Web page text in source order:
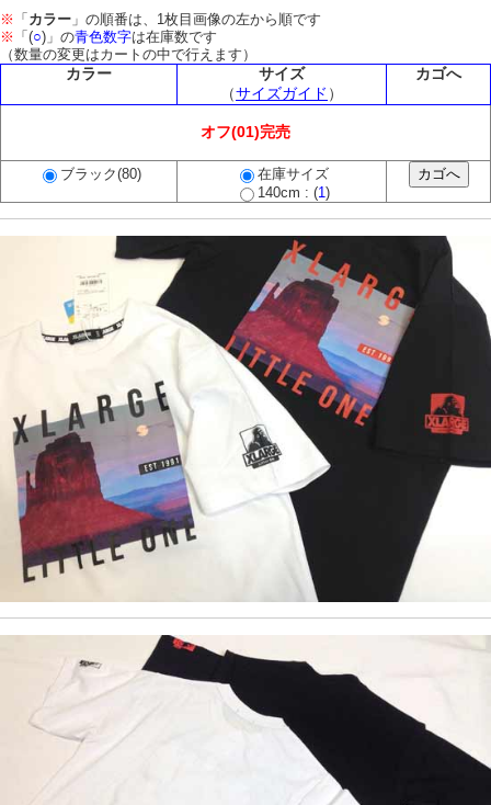
※ 「カラー 」の順番は、1枚目画像の左から順です
※ 「(○)」の青色数字は在庫数です
（数量の変更はカートの中で行えます）
カラー
サイズ
（サイズガイド ）
カゴへ
オフ(01)完売
ブラック(80)
在庫サイズ
140cm : (1)